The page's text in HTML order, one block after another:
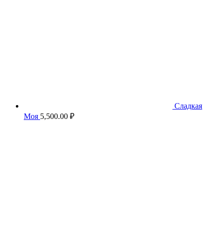
Сладкая
Моя 5,500.00 ₽